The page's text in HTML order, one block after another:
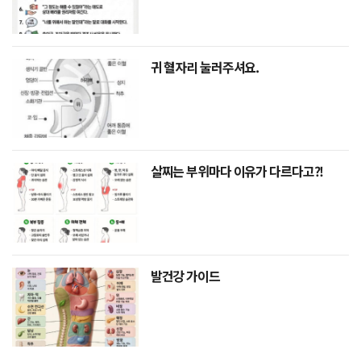
귀 혈자리 눌러주셔요.
살찌는 부위마다 이유가 다르다고?!
발건강 가이드